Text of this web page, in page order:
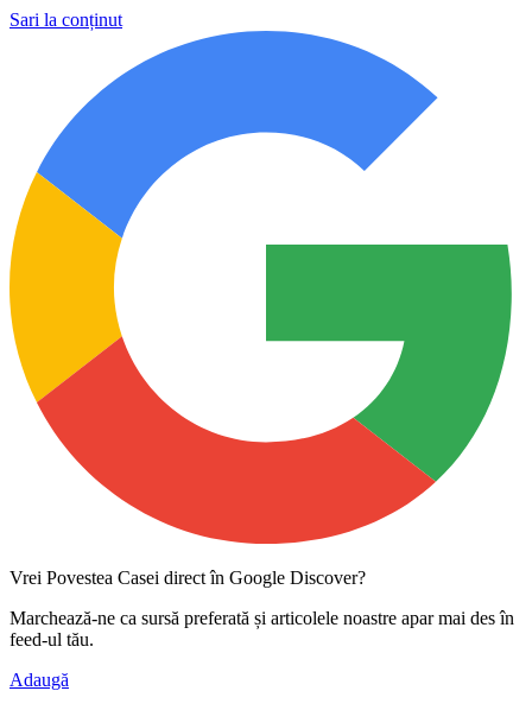
Sari la conținut
Vrei Povestea Casei direct în Google Discover?
Marchează-ne ca sursă preferată și articolele noastre apar mai des în
feed-ul tău.
Adaugă